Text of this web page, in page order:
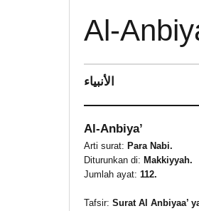
Al-
14
2021
Warkasa
1919
الأنبياء
Al-Anbiya’
Arti surat: Para Nabi.
Diturunkan di: Makkiyyah.
Jumlah ayat: 112.
Tafsir: Surat Al Anbiyaa’